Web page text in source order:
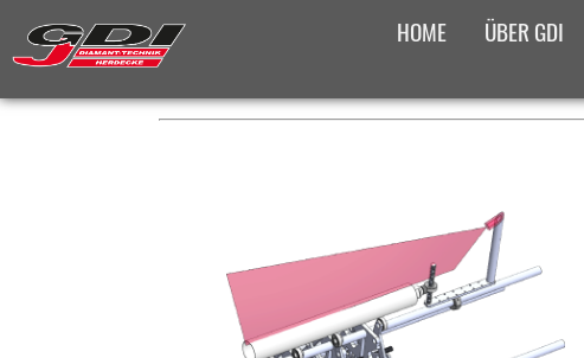
HOME ÜBER GDI
PRODUKTÜBERSICHT